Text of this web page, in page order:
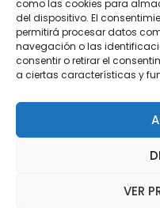
como las cookies para
del dispositivo. El
permitirá procesar datos
navegación o las
consentir o retirar el
a ciertas características y
VER
NUESTRA RED
ARREPENTIMIENTO DE
/dixter.arg